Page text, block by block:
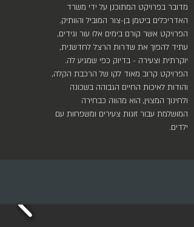
מדובר בפרויקט המתוכנן על ידי משרד
האדריכלים ביטמן בן-צור המוביל והוותיק.
הפרויקט אשר קורם בימים אלו עור וגידים,
עתיד להפוך את שדרות הרצל לחדשנית,
יוקרתית וצעירה - בדיוק כפי שמגיע לה.
הפרויקט קרוב מאוד לקו של הרכבת הקלה,
והודות לאיכות החיים הגבוהה בשכונה
ולחינוך המצוין, הוא מהווה כבחירה
המושלמת עבור זוגות צעירים ומשפחות עם
ילדים.